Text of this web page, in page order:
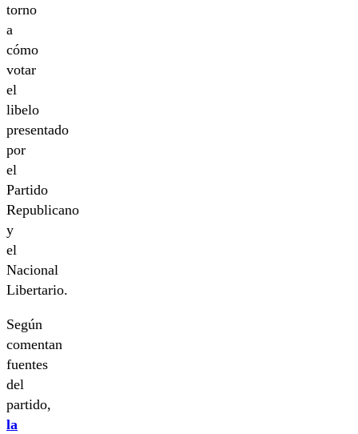
torno
a
cómo
votar
el
libelo
presentado
por
el
Partido
Republicano
y
el
Nacional
Libertario.
Según
comentan
fuentes
del
partido,
la